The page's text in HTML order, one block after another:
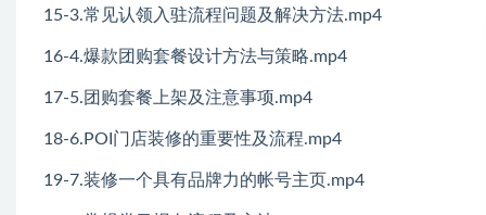
15-3.常见认领入驻流程问题及解决方法.mp4
16-4.爆款团购套餐设计方法与策略.mp4
17-5.团购套餐上架及注意事项.mp4
18-6.POI门店装修的重要性及流程.mp4
19-7.装修一个具有品牌力的帐号主页.mp4